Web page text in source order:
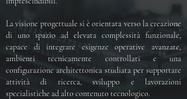
La visione progettuale si è orientata verso la creazione
di uno spazio ad elevata complessità funzionale,
capace di integrare esigenze operative avanzate,
ambienti tecnicamente controllati e una
configurazione architettonica studiata per supportare
attività di ricerca, sviluppo e lavorazioni
specialistiche ad alto contenuto tecnologico.